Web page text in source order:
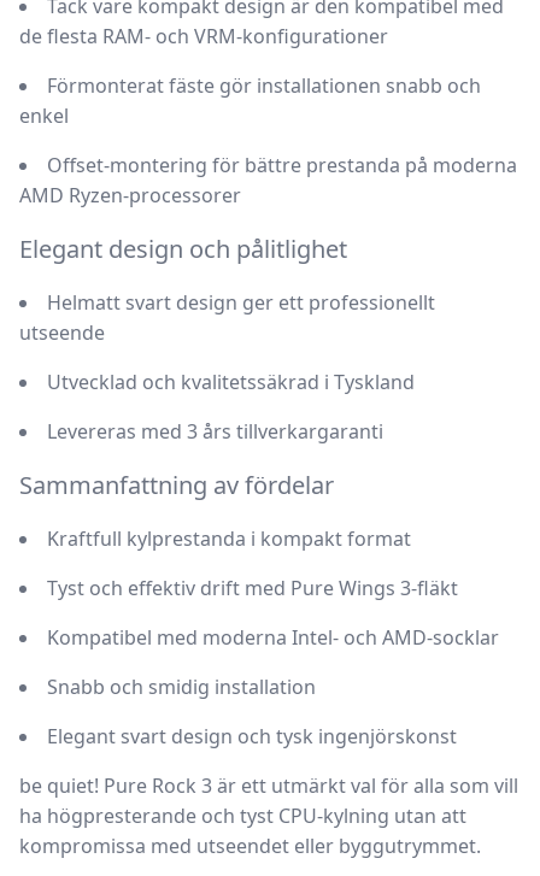
Tack vare kompakt design är den kompatibel med
de flesta RAM- och VRM-konfigurationer
Förmonterat fäste gör installationen snabb och
enkel
Offset-montering för bättre prestanda på moderna
AMD Ryzen-processorer
Elegant design och pålitlighet
Helmatt svart design ger ett professionellt
utseende
Utvecklad och kvalitetssäkrad i Tyskland
Levereras med 3 års tillverkargaranti
Sammanfattning av fördelar
Kraftfull kylprestanda i kompakt format
Tyst och effektiv drift med Pure Wings 3-fläkt
Kompatibel med moderna Intel- och AMD-socklar
Snabb och smidig installation
Elegant svart design och tysk ingenjörskonst
be quiet! Pure Rock 3är ett utmärkt val för alla som vill
ha högpresterande och tyst CPU-kylning utan att
kompromissa med utseendet eller byggutrymmet.